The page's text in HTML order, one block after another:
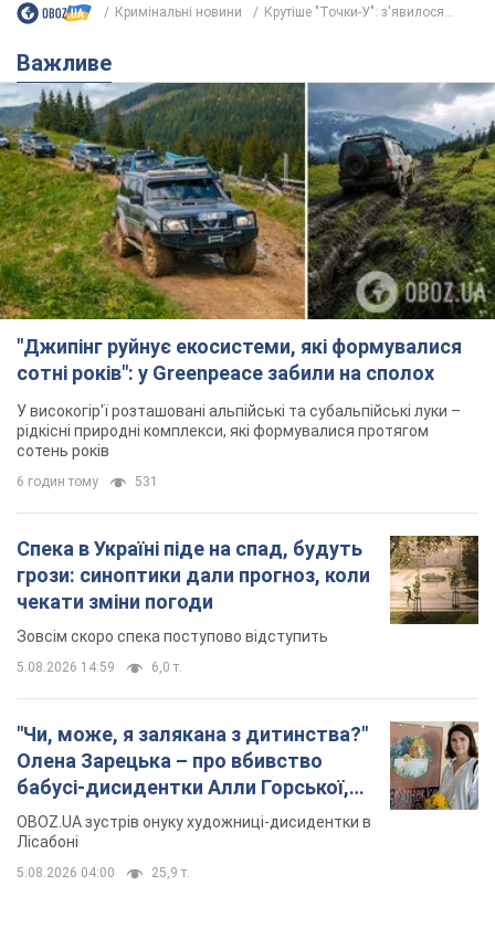
Кримінальні новини Крутіше "Точки-У": з'явилося...
Важливе
"Джипінг руйнує екосистеми, які формувалися
сотні років": у Greenpeace забили на сполох
У високогір'ї розташовані альпійські та субальпійські луки –
рідкісні природні комплекси, які формувалися протягом
сотень років
6 годин тому 531
Спека в Україні піде на спад, будуть
грози: синоптики дали прогноз, коли
чекати зміни погоди
Зовсім скоро спека поступово відступить
5.08.2026 14:59 6,0 т.
"Чи, може, я залякана з дитинства?"
Олена Зарецька – про вбивство
бабусі-дисидентки Алли Горської,
критику Дмитра Стуса та втечу в
Португалію з 5 дітьми
OBOZ.UA зустрів онуку художниці-дисидентки в
Лісабоні
5.08.2026 04:00 25,9 т.